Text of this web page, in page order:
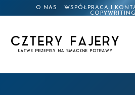
O NAS WSPÓŁPRACA I
COPYWRITING